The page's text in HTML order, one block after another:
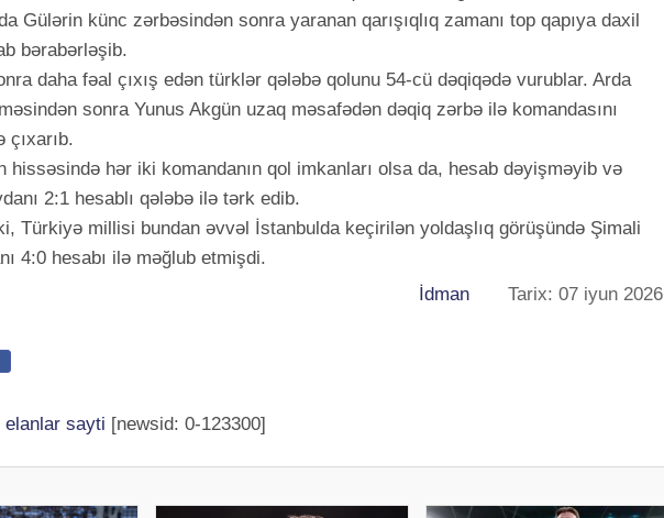
Gülərin künc zərbəsindən sonra yaranan qarışıqlıq zamanı top qapıya daxil
bərabərləşib.
daha fəal çıxış edən türklər qələbə qolunu 54-cü dəqiqədə vurublar. Arda
sonra Yunus Akgün uzaq məsafədən dəqiq zərbə ilə komandasını
çıxarıb.
hissəsində hər iki komandanın qol imkanları olsa da, hesab dəyişməyib və
2:1 hesablı qələbə ilə tərk edib.
Türkiyə millisi bundan əvvəl İstanbulda keçirilən yoldaşlıq görüşündə Şimali
4:0 hesabı ilə məğlub etmişdi.
İdman Tarix: 07 iyun 2026
elanlar sayti [newsid: 0-123300]